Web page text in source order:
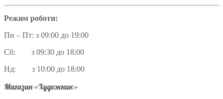
Режим роботи:
Пн – Пт: з 09:00 до 19:00
Сб: з 09:30 до 18:00
Нд: з 10:00 до 18:00
Магазин «Художник»